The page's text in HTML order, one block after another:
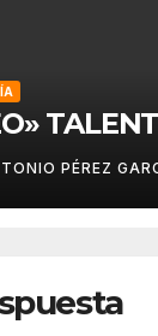
TALENT
PÉREZ